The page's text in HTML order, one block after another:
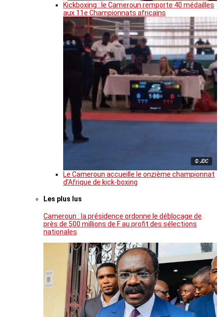
Kickboxing : le Cameroun remporte 40 médailles
aux 11e Championnats africains
© JDC
Le Cameroun accueille le onzième championnat
d’Afrique de kick-boxing
Les plus lus
Cameroun : la présidence ordonne le déblocage de
près de 500 millions de F au profit des sélections
nationales